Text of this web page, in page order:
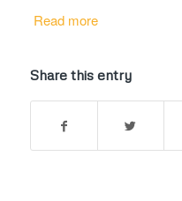
Read more
Share this entry